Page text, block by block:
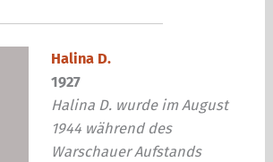
Halina D.
1927
Halina D. wurde im August
1944 während des
Warschauer Aufstands